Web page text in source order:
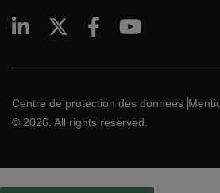
Centre de protection des donnees
© 2026. All rights reserved.